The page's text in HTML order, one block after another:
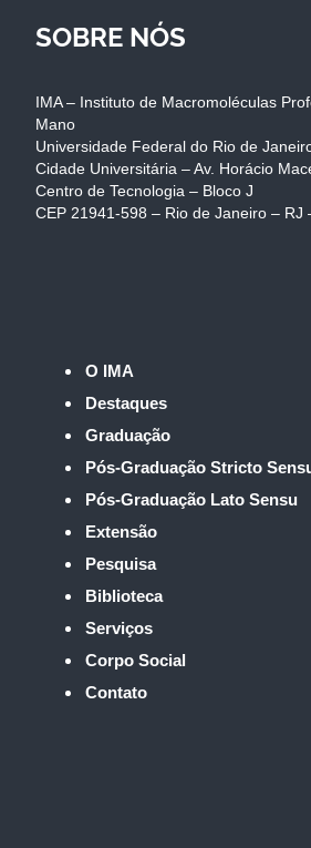
SOBRE NÓS
IMA – Instituto de Macromoléculas
Mano
Universidade Federal do Rio de
Cidade Universitária – Av. Horácio
Centro de Tecnologia – Bloco J
CEP 21941-598 – Rio de Janeiro – RJ
O IMA
Destaques
Graduação
Pós-Graduação Stricto
Pós-Graduação Lato Sensu
Extensão
Pesquisa
Biblioteca
Serviços
Corpo Social
Contato